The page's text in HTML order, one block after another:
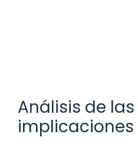
Análisis de las